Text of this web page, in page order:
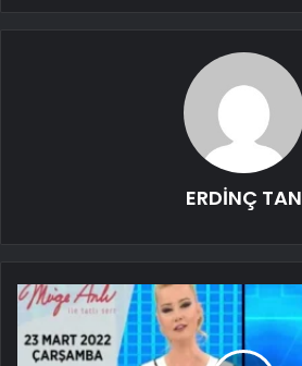
ERDİNÇ TAN